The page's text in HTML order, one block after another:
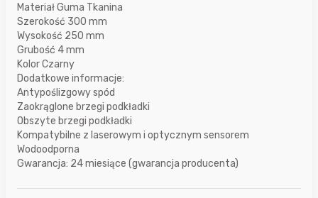
Materiał Guma Tkanina
Szerokość 300 mm
Wysokość 250 mm
Grubość 4 mm
Kolor Czarny
Dodatkowe informacje:
Antypoślizgowy spód
Zaokrąglone brzegi podkładki
Obszyte brzegi podkładki
Kompatybilne z laserowym i optycznym sensorem
Wodoodporna
Gwarancja: 24 miesiące (gwarancja producenta)